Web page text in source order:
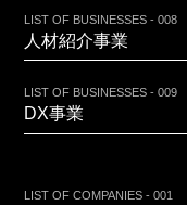
LIST OF BUSINESSES - 008
人材紹介事業
LIST OF BUSINESSES - 009
DX事業
LIST OF COMPANIES - 001